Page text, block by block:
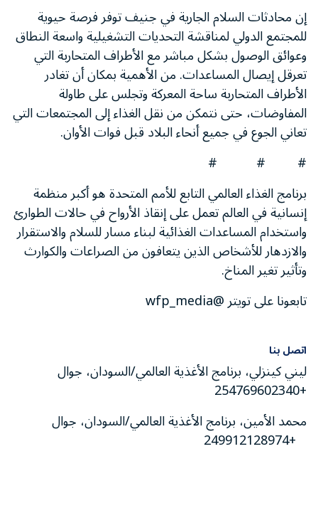
إن محادثات السلام الجارية في جنيف توفر فرصة حيوية
للمجتمع الدولي لمناقشة التحديات التشغيلية واسعة النطاق
وعوائق الوصول بشكل مباشر مع الأطراف المتحاربة التي
تعرقل إيصال المساعدات. من الأهمية بمكان أن تغادر
الأطراف المتحاربة ساحة المعركة وتجلس على طاولة
المفاوضات، حتى نتمكن من نقل الغذاء إلى المجتمعات التي
تعاني الجوع في جميع أنحاء البلاد قبل فوات الأوان.
# # #
برنامج الغذاء العالمي التابع للأمم المتحدة هو أكبر منظمة
إنسانية في العالم تعمل على إنقاذ الأرواح في حالات الطوارئ
واستخدام المساعدات الغذائية لبناء مسار للسلام والاستقرار
والازدهار للأشخاص الذين يتعافون من الصراعات والكوارث
وتأثير تغير المناخ.
تابعونا على تويتر @wfp_media
اتصل بنا
ليني كينزلي، برنامج الأغذية العالمي/السودان، جوال
+254769602340
محمد الأمين، برنامج الأغذية العالمي/السودان، جوال